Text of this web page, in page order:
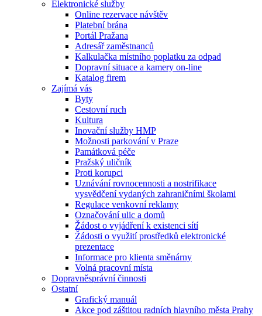
Elektronické služby
Online rezervace návštěv
Platební brána
Portál Pražana
Adresář zaměstnanců
Kalkulačka místního poplatku za odpad
Dopravní situace a kamery on-line
Katalog firem
Zajímá vás
Byty
Cestovní ruch
Kultura
Inovační služby HMP
Možnosti parkování v Praze
Památková péče
Pražský uličník
Proti korupci
Uznávání rovnocennosti a nostrifikace
vysvědčení vydaných zahraničními školami
Regulace venkovní reklamy
Označování ulic a domů
Žádost o vyjádření k existenci sítí
Žádosti o využití prostředků elektronické
prezentace
Informace pro klienta směnárny
Volná pracovní místa
Dopravněsprávní činnosti
Ostatní
Grafický manuál
Akce pod záštitou radních hlavního města Prahy